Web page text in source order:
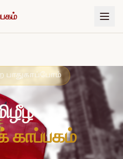
பாதுகாப்போம்